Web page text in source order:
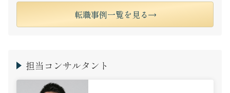
転職事例一覧を見る
担当コンサルタント